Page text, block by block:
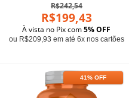
R$242,54
R$199,43
À vista no Pix com5% OFF
ou R$209,93 em até 6x nos cartões
41% OFF